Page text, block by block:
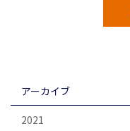
アーカイブ
2021